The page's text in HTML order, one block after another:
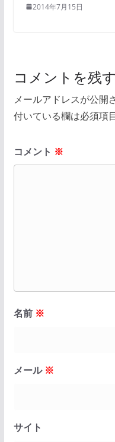
2014年7月15日
コメントを残す
メールアドレスが公開
付いている欄は必須項
コメント ※
名前 ※
メール ※
サイト